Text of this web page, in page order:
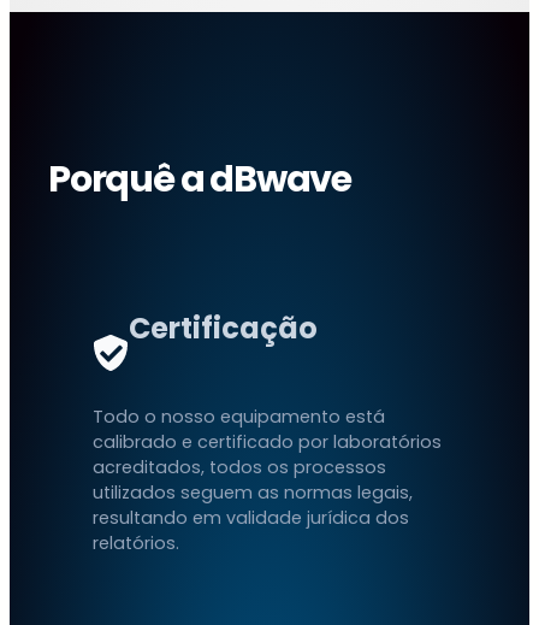
Porquê a dBwave
Certificação
Todo o nosso equipamento está
calibrado e certificado por laboratórios
acreditados, todos os processos
utilizados seguem as normas legais,
resultando em validade jurídica dos
relatórios.